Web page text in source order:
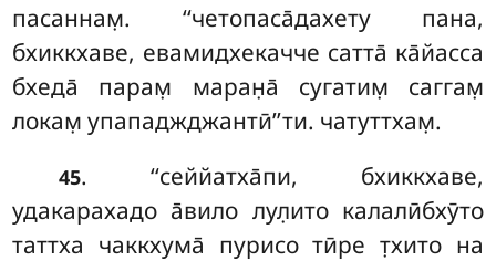
пасаннам̣. ‘‘четопаса̄дахету пана,
бхиккхаве, евамидхекачче сатта̄ ка̄йасса
бхеда̄ парам̣ маран̣а̄ сугатим̣ саггам̣
локам̣ упападжджантӣ’’ти. чатуттхам̣.
45. ‘‘сеййатха̄пи, бхиккхаве,
удакарахадо а̄вило лул̣ито калалӣбхӯто
таттха чаккхума̄ пурисо тӣре т̣хито на